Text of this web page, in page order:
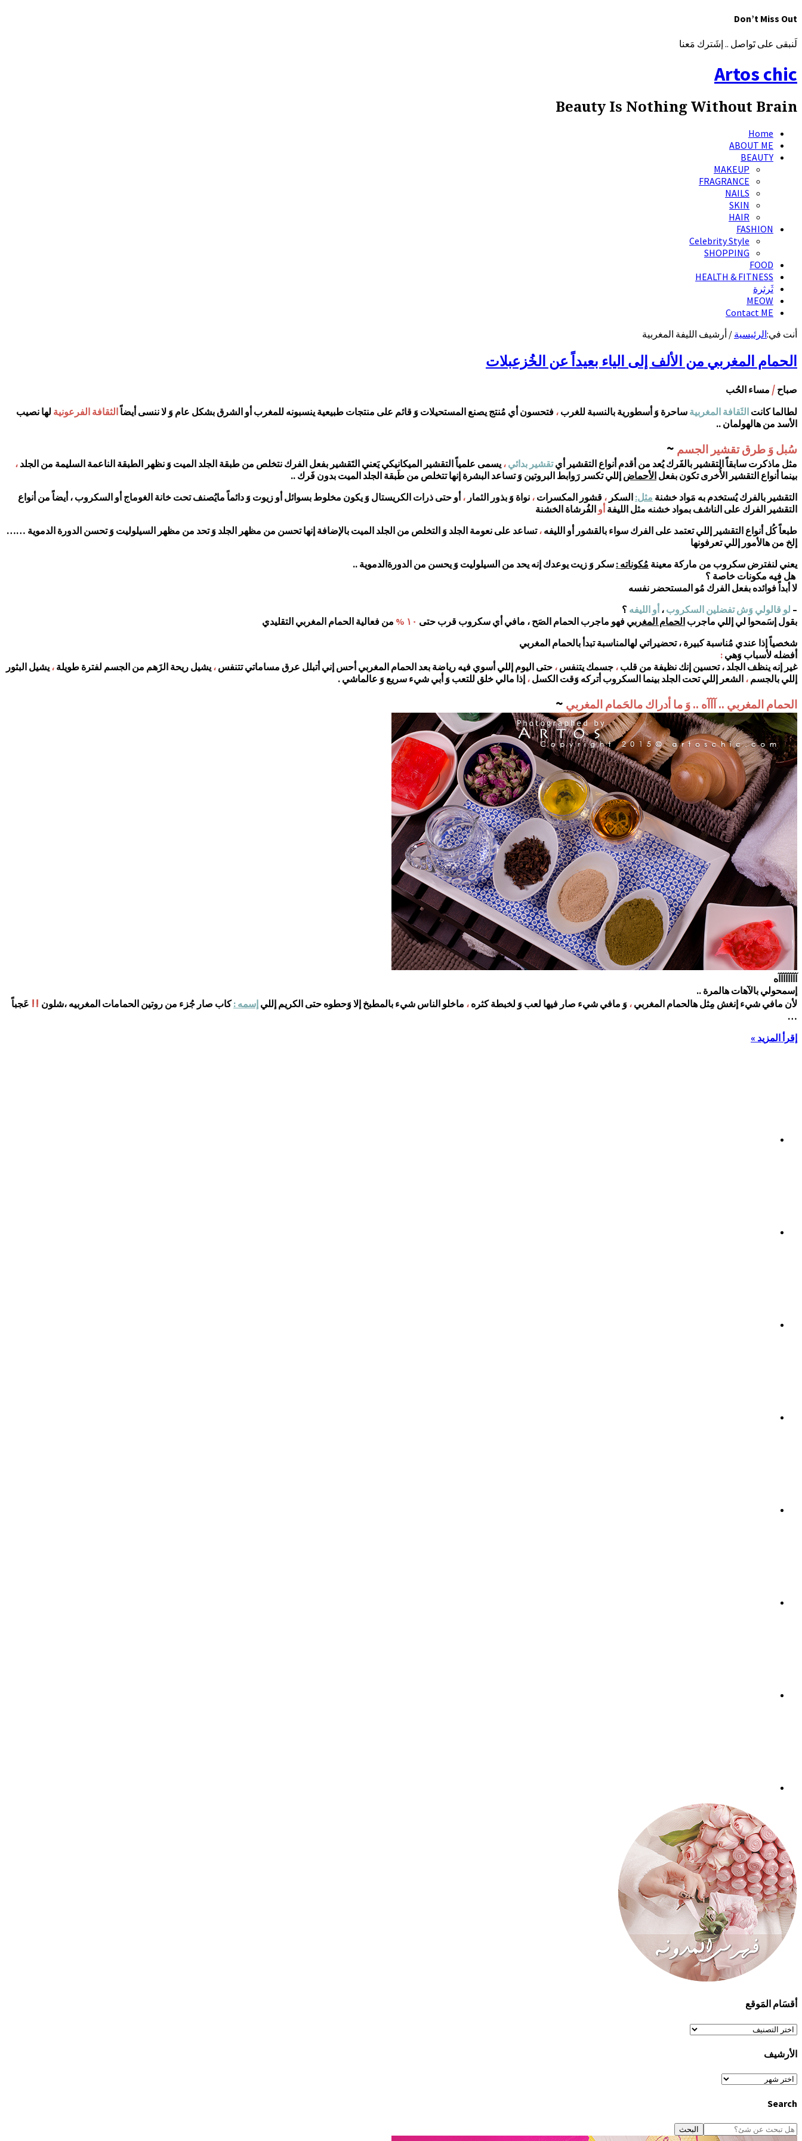
Don’t Miss Out
لَنبقى على تَواصل .. إشَترك مَعنا
Artos chic
Beauty Is Nothing Without Brain
Home
ABOUT ME
BEAUTY
MAKEUP
FRAGRANCE
NAILS
SKIN
HAIR
FASHION
Celebrity Style
SHOPPING
FOOD
HEALTH & FITNESS
ثَرثرة
MEOW
Contact ME
أنت في:الرئيسية / أرشيف الليفة المغربية
الحمام المغربي من الألف إلى الياء بعيداً عن الخُزعبلات
صباح / مساء الحُب
لطالما كانت الثَقافة المغربية ساحرة وَ أسطورية بالنسبة للغرب ، فتحسون أي مُنتج يصنع المستحيلات وَ قائم على منتجات طبيعية ينسبونه للمغرب أو الشرق بشكل عام وَ لا ننسى أيضاً الثقافة الفرعونية لها نصيب
الأسد من هالهولمان ..
سُبل وَ طرق تقشير الجسم ~
مثل ماذكرت سابقاً التقشير بالفَرك يُعد من أقدم أنواع التقشير أيتقشير بدائي ، يسمى علمياً التقشير الميكانيكي يَعني التَقشير بفعل الفرك نتخلص من طبقة الجلد الميت وَ نظهر الطبقة الناعمة السليمة من الجلد ،
بينما أنواع التقشير الأُخرى تكون بفعل الأحماض إللي تكسر رَوابط البروتين وَ تساعد البشرة إنها تتخلص من طَبقة الجلد الميت بدون فَرك ..
التقشير بالفرك يُستخدم به مَواد خشنة مثل: السكر ، قشور المكسرات ، نواة وَ بذور الثمار ، أو حتى ذرات الكريستال وَ يكون مخلوط بسوائل أو زيوت وَ دائماً مايُصنف تحت خانة الغوماج أو السكروب ، أيضاً من أنواع
التقشير الفرك على الناشف بمواد خشنه مثل الليفة أو الفُرشاة الخشنة
طبعاً كُل أنواع التقشير إللي تعتمد على الفرك سواء بالقشور أو الليفه ،تساعد على نعومة الجلد وَ التخلص من الجلد الميت بالإضافة إنها تحسن من مظهر الجلد وَ تحد من مظهر السيلوليت وَ تحسن الدورة الدموية ……
إلخ من هالأمور إللي تعرفونها
يعني لنفترض سكروب من ماركة معينة مُكوناته : سكر وَ زيت يوعدك إنه يحد من السيلوليت وَ يحسن من الدورةالدموية ..
هل فيه مكونات خاصة ؟
لا أبداً فوائده بفعل الفرك مُو المستحضر نفسه
– لو قالولي وَش تفضلين السكروب ، أو الليفه ؟
بقول إسَمحوا لي إللي ماجرب الحمام المغربي فهو ماجرب الحمام الصَح ، مافي أي سكروب قرب حتى ١٠ %
من فعالية الحمام المغربي التقليدي
شخصياً إذا عندي مُناسبة كبيرة ، تحضيراتي لهالمناسبة تبدأ بالحمام المغربي
أفضله لأسباب وَهي :
غير إنه ينظف الجلد ، تحسين إنك نظيفة من قلب ، جسمك يتنفس ، حتى اليوم إللي أسوي فيه رياضة بعد الحمام المغربي أحس إني أتبلل عرق مساماتي تتنفس ، يشيل ريحة الزَهم من الجسم لفترة طويلة ، يشيل البثور
إللي بالجسم ، الشعر إللي تحت الجلد بينما السكروب أتركه وَقت الكسل ، إذا مالي خلق للتعب وَ أبي شيء سريع وَ عالماشي .
الحمام المغربي .. آآآه .. وَ ما أدراك مالحَمام المغربي ~
آآآآآآآآه
إسمحولي بالآهات هالمرة ..
لأن مافي شيء إنغش مِثل هالحمام المغربي ، وَ مافي شيء صار فيها لعب وَ لخبطة كثره ، ماخلو الناس شيء بالمطبخ إلا وَحطوه حتى الكريم إللي إسمه :كاب صار جُزء من روتين الحمامات المغربيه ،شلون !! عَجباً
…
إقرأ المزيد »
أقسَام المَوقع
أقسَام
الأرشيف
الأرشيف
Search